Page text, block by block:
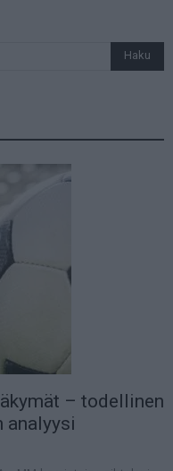
– todellinen
analyysi